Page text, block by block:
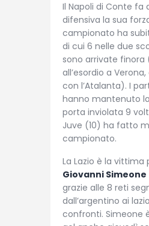
Il Napoli di Conte fa
difensiva la sua
campionato ha
di cui 6 nelle due
sono arrivate finora
all’esordio a
con l’Atalanta). I
hanno mantenuto
porta inviolata 9
Juve (10) ha fatto
campionato.
La Lazio è la vittima
Giovanni Simeone
grazie alle 8 reti
dall’argentino ai
confronti. Simeone